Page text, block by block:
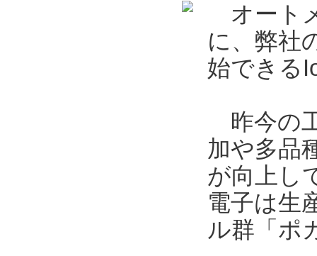
オート
に、弊社
始できる
昨今の
加や多品
が向上し
電子は生
ル群「ポ